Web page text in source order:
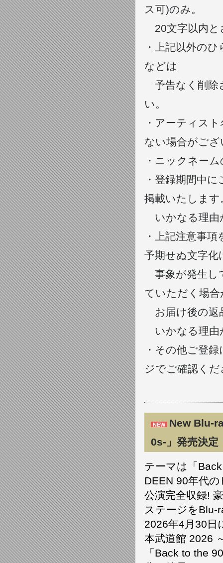
ス可)のみ。
20文字以内と
・上記以外の
などは
予告なく削除
い。
・アーティス
ない場合がご
・ニックネー
・登録期間中
掲載いたします
いかなる理由
・上記注意事
予期せぬ文字化
事象が発生し
ていただく場
お届け後の返
いかなる理由
・その他ご登
ジでご確認くだ
NEW
New Blu-
0s-」発売決定
テーマは「
DEEN 90年代
公演完全収録!
ステージをBlu-
2026年4月30日
本武道館 2026
「Back to the